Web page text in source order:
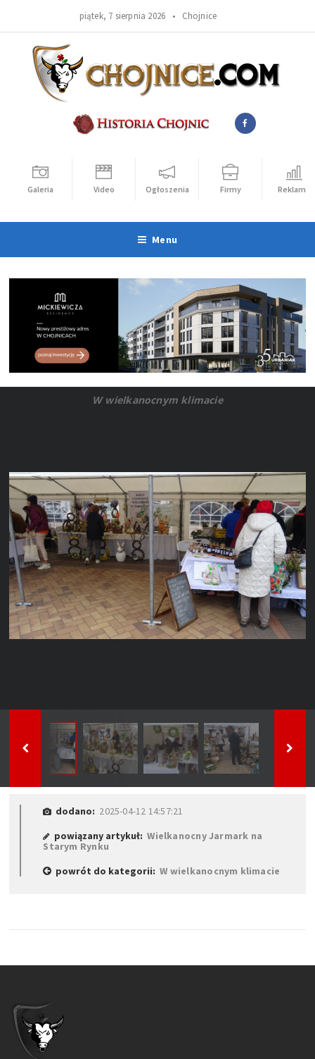
piątek, 7 sierpnia 2026 • Chojnice
Galeria Video Ogłoszenia Firmy Reklama
Menu
W wielkanocnym klimacie
dodano: 2025-04-12 14:57:21
powiązany artykuł:Wielkanocny Jarmark na
Starym Rynku
powrót do kategorii:W wielkanocnym klimacie